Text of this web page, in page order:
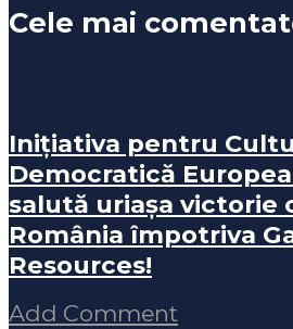
Cele mai
Inițiativa pentru
Democratică
salută uriașa victorie
România împotriva
Resources!
Add Comment